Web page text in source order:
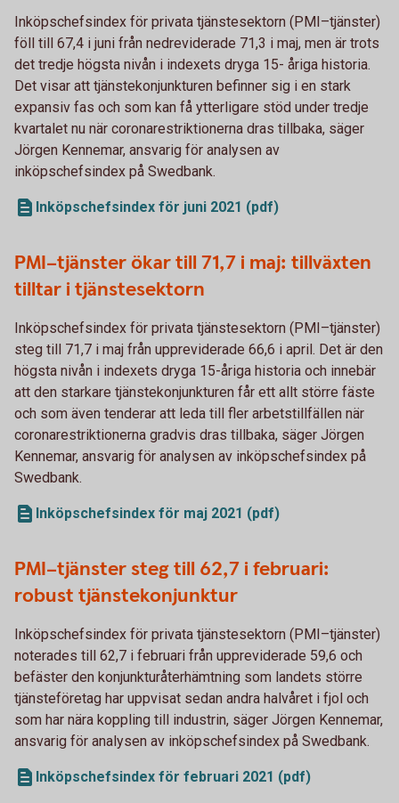
Inköpschefsindex för privata tjänstesektorn (PMI–tjänster)
föll till 67,4 i juni från nedreviderade 71,3 i maj, men är trots
det tredje högsta nivån i indexets dryga 15- åriga historia.
Det visar att tjänstekonjunkturen befinner sig i en stark
expansiv fas och som kan få ytterligare stöd under tredje
kvartalet nu när coronarestriktionerna dras tillbaka, säger
Jörgen Kennemar, ansvarig för analysen av
inköpschefsindex på Swedbank.
Inköpschefsindex för juni 2021 (pdf)
PMI–tjänster ökar till 71,7 i maj: tillväxten
tilltar i tjänstesektorn
Inköpschefsindex för privata tjänstesektorn (PMI–tjänster)
steg till 71,7 i maj från uppreviderade 66,6 i april. Det är den
högsta nivån i indexets dryga 15-åriga historia och innebär
att den starkare tjänstekonjunkturen får ett allt större fäste
och som även tenderar att leda till fler arbetstillfällen när
coronarestriktionerna gradvis dras tillbaka, säger Jörgen
Kennemar, ansvarig för analysen av inköpschefsindex på
Swedbank.
Inköpschefsindex för maj 2021 (pdf)
PMI–tjänster steg till 62,7 i februari:
robust tjänstekonjunktur
Inköpschefsindex för privata tjänstesektorn (PMI–tjänster)
noterades till 62,7 i februari från uppreviderade 59,6 och
befäster den konjunkturåterhämtning som landets större
tjänsteföretag har uppvisat sedan andra halvåret i fjol och
som har nära koppling till industrin, säger Jörgen Kennemar,
ansvarig för analysen av inköpschefsindex på Swedbank.
Inköpschefsindex för februari 2021 (pdf)